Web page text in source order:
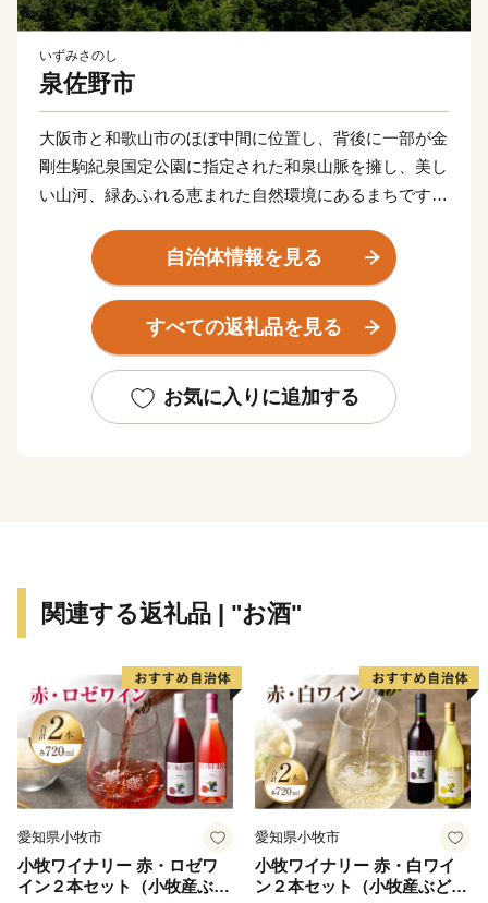
いずみさのし
泉佐野市
大阪市と和歌山市のほぼ中間に位置し、背後に一部が金
剛生駒紀泉国定公園に指定された和泉山脈を擁し、美し
い山河、緑あふれる恵まれた自然環境にあるまちです。
たが、関西国際空港の開港などに伴う人口の増加ととも
に、商業・サービス業が盛んになっています。
関空によるインパクトを最大限に活用し、世界と日本を
結ぶ玄関都市として、21世紀にふさわしい国際都市をめ
自治体情報を見る
すべての返礼品を見る
お気に入りに追加する
関連する返礼品 | "お酒"
愛知県小牧市
小牧ワイナリー 赤・ロゼワ
イン２本セット（小牧産ぶど
愛知県小牧市
小牧ワイナリー 赤・白ワイ
ン２本セット（小牧産ぶどう